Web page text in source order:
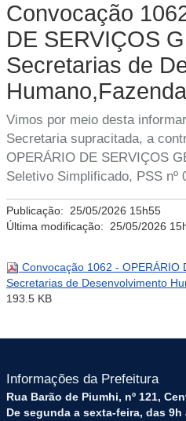
Convocação
DE SERVIÇOS
Secretarias de
Vimos por meio desta
Secretaria supracitada, a
OPERÁRIO DE SERVIÇOS
Seletivo Simplificado, PSS nº
Publicação: 25/05/2026 15h55
Última modificação: 25/05/2026
Convocação 1062 - OPERÁRIO
Secretarias de Desenvolvimento
193.5 KB
Informações da Prefeitura
Rua Barão de Piumhi, nº 121,
De segunda a sexta-feira, das 9h